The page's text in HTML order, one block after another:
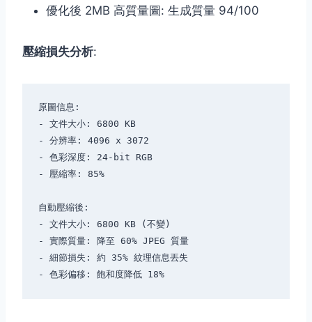
優化後 2MB 高質量圖: 生成質量 94/100
壓縮損失分析:
原圖信息:
- 文件大小: 6800 KB
- 分辨率: 4096 x 3072
- 色彩深度: 24-bit RGB
- 壓縮率: 85%
自動壓縮後:
- 文件大小: 6800 KB (不變)
- 實際質量: 降至 60% JPEG 質量
- 細節損失: 約 35% 紋理信息丟失
- 色彩偏移: 飽和度降低 18%